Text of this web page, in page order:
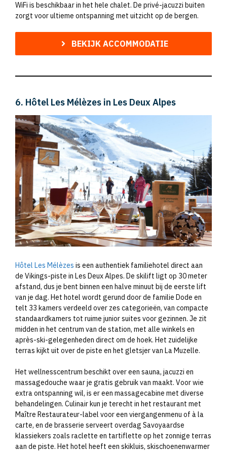
WiFi is beschikbaar in het hele chalet. De privé-jacuzzi buiten
zorgt voor ultieme ontspanning met uitzicht op de bergen.
BEKIJK ACCOMMODATIE
6. Hôtel Les Mélèzes in Les Deux Alpes
Hôtel Les Mélèzes is een authentiek familiehotel direct aan
de Vikings-piste in Les Deux Alpes. De skilift ligt op 30 meter
afstand, dus je bent binnen een halve minuut bij de eerste lift
van je dag. Het hotel wordt gerund door de familie Dode en
telt 33 kamers verdeeld over zes categorieën, van compacte
standaardkamers tot ruime junior suites voor gezinnen. Je zit
midden in het centrum van de station, met alle winkels en
après-ski-gelegenheden direct om de hoek. Het zuidelijke
terras kijkt uit over de piste en het gletsjer van La Muzelle.
Het wellnesscentrum beschikt over een sauna, jacuzzi en
massagedouche waar je gratis gebruik van maakt. Voor wie
extra ontspanning wil, is er een massagecabine met diverse
behandelingen. Culinair kun je terecht in het restaurant met
Maître Restaurateur-label voor een viergangenmenu of à la
carte, en de brasserie serveert overdag Savoyaardse
klassiekers zoals raclette en tartiflette op het zonnige terras
aan de piste. Het hotel heeft een skikluis, skischoenenwarmer